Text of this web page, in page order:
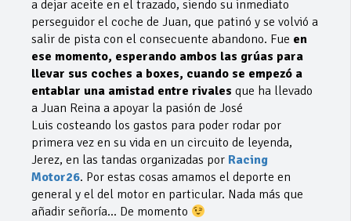
a dejar aceite en el trazado, siendo su inmediato
perseguidor el coche de Juan, que patinó y se volvió a
salir de pista con el consecuente abandono. Fue en
ese momento, esperando ambos las grúas para
llevar sus coches a boxes, cuando se empezó a
entablar una amistad entre rivales que ha llevado
a Juan Reina a apoyar la pasión de José
Luis costeando los gastos para poder rodar por
primera vez en su vida en un circuito de leyenda,
Jerez, en las tandas organizadas por Racing
Motor26. Por estas cosas amamos el deporte en
general y el del motor en particular. Nada más que
añadir señoría… De momento